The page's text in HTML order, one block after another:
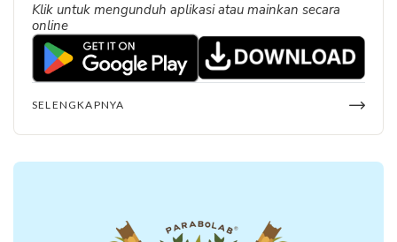
Klik untuk mengunduh aplikasi atau mainkan secara
online
SELENGKAPNYA